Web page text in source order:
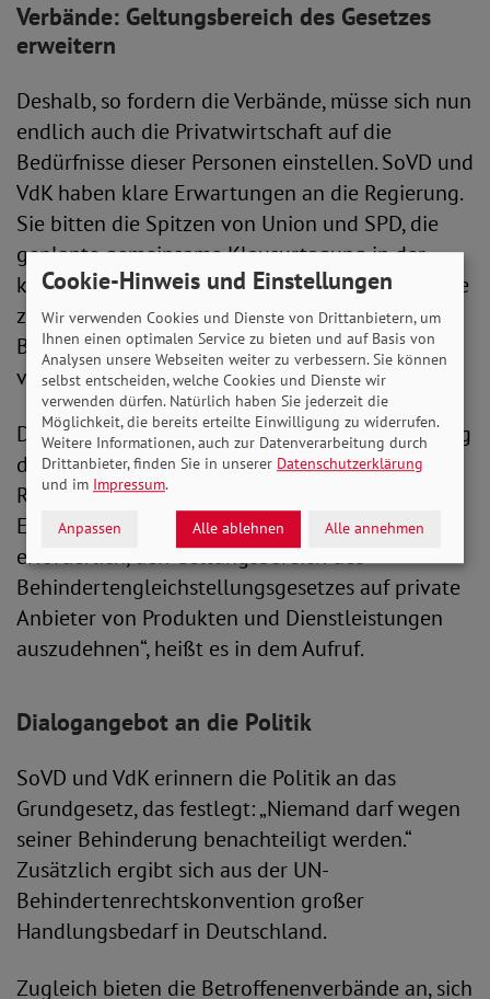
Verbände: Geltungsbereich des Gesetzes
erweitern
Deshalb, so fordern die Verbände, müsse sich nun
endlich auch die Privatwirtschaft auf die
Bedürfnisse dieser Personen einstellen. SoVD und
VdK haben klare Erwartungen an die Regierung.
Sie bitten die Spitzen von Union und SPD, die
geplante gemeinsame Klausurtagung in der
kommenden Woche zu nutzen, um sich über eine
zeitnahe Reform des
Behindertengleichstellungsgesetzes zu
verständigen.
Diese Reform „muss eine wirksame Durchsetzung
des Rechts auf Barrierefreiheit, zumindest des
Rechts auf angemessene Vorkehrungen im
Einzelfall, beinhalten. Es ist dringend
erforderlich, den Geltungsbereich des
Behindertengleichstellungsgesetzes auf private
Anbieter von Produkten und Dienstleistungen
auszudehnen“, heißt es in dem Aufruf.
Dialogangebot an die Politik
SoVD und VdK erinnern die Politik an das
Grundgesetz, das festlegt: „Niemand darf wegen
seiner Behinderung benachteiligt werden.“
Zusätzlich ergibt sich aus der UN-
Behindertenrechtskonvention großer
Handlungsbedarf in Deutschland.
Zugleich bieten die Betroffenenverbände an, sich
Cookie-Hinweis und Einstellungen
Wir verwenden Cookies und Dienste von Drittanbietern, um
Ihnen einen optimalen Service zu bieten und auf Basis von
Analysen unsere Webseiten weiter zu verbessern. Sie können
selbst entscheiden, welche Cookies und Dienste wir
verwenden dürfen. Natürlich haben Sie jederzeit die
Möglichkeit, die bereits erteilte Einwilligung zu widerrufen.
Weitere Informationen, auch zur Datenverarbeitung durch
Drittanbieter, finden Sie in unserer Datenschutzerklärung
und im Impressum.
Anpassen Alle ablehnen Alle annehmen